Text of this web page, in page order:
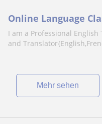
Online Language
I am a Professional
and
Mehr sehen